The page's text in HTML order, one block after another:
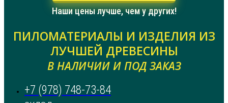
Наши цены лучше, чем у других!
ПИЛОМАТЕРИАЛЫ И ИЗДЕЛИЯ ИЗ
ЛУЧШЕЙ ДРЕВЕСИНЫ
В НАЛИЧИИ И ПОД ЗАКАЗ
+7 (978) 748-73-84